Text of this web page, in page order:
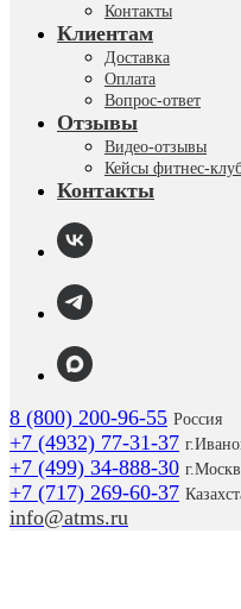
Контакты
Клиентам
Доставка
Оплата
Вопрос-ответ
Отзывы
Видео-отзывы
Кейсы фитнес-
Контакты
8 (800) 200-96-55 Россия
+7 (4932) 77-31-37 г.
+7 (499) 34-888-30
+7 (717) 269-60-37
info@atms.ru